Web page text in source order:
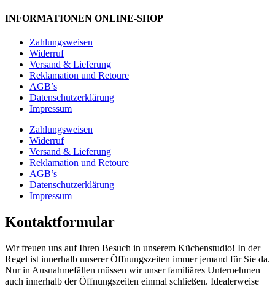
INFORMATIONEN ONLINE-SHOP
Zahlungsweisen
Widerruf
Versand & Lieferung
Reklamation und Retoure
AGB’s
Datenschutzerklärung
Impressum
Zahlungsweisen
Widerruf
Versand & Lieferung
Reklamation und Retoure
AGB’s
Datenschutzerklärung
Impressum
Kontaktformular
Wir freuen uns auf Ihren Besuch in unserem Küchenstudio! In der
Regel ist innerhalb unserer Öffnungszeiten immer jemand für Sie da.
Nur in Ausnahmefällen müssen wir unser familiäres Unternehmen
auch innerhalb der Öffnungszeiten einmal schließen. Idealerweise